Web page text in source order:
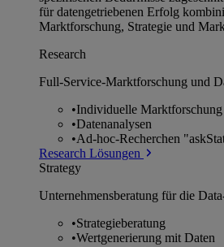
für datengetriebenen Erfolg
Marktforschung, Strategie und
Research
Full-Service-Marktforschung und
•Individuelle Marktforschung
•Datenanalysen
•Ad-hoc-Recherchen
Research Lösungen
Strategy
Unternehmens­beratung für die
•Strategieberatung
•Wertgenerierung mit Daten